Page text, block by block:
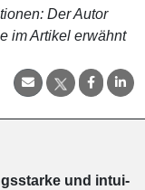
Der Autor
im Artikel erwähnt
und in­tui­